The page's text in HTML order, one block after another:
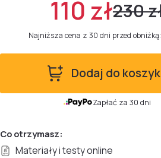
110 zł230
Najniższa cena z 30 dni przed
Dodaj do
Zapłać za 30 dni
Co otrzymasz:
Materiały i testy online